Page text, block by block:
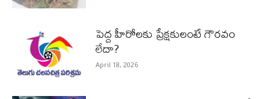
పెద్ద హీరోల‌కు ప్రేక్ష‌కులంటే గౌర‌వం
లేదా?
April 18, 2026